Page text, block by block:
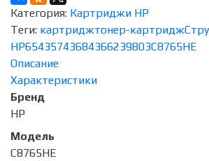
Категория: Картриджи HP
Теги: картриджтонер-картридж
HP65435743684366239803C8765HE
Описание
Характеристики
Бренд
HP
Модель
C8765HE